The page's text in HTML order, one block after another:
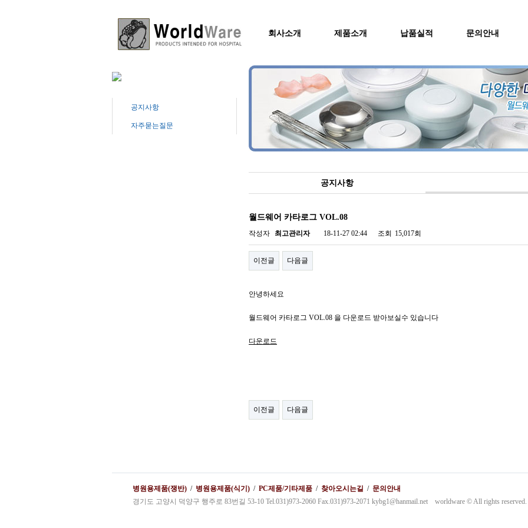
회사소개 제품소개 납품실적 문의안내
공지사항
자주묻는질문
공지사항
월드웨어 카타로그 VOL.08
작성자 최고관리자 18-11-27 02:44 조회 15,017회
이전글 다음글
안녕하세요
월드웨어 카타로그 VOL.08 을 다운로드 받아보실수 있습니다
다운로드
이전글 다음글
병원용제품(쟁반) / 병원용제품(식기) / PC제품/기타제품 / 찾아오시는길 / 문의안내
경기도 고양시 덕양구 행주로 83번길 53-10 Tel.031)973-2060 Fax.031)973-2071 kybg1@hanmail.net worldware © All rights reserved.